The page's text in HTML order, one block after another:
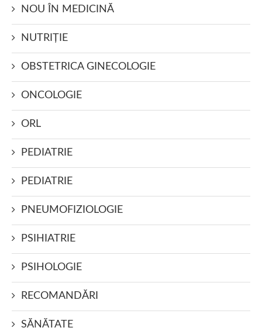
NOU ÎN MEDICINĂ
NUTRIŢIE
OBSTETRICA GINECOLOGIE
ONCOLOGIE
ORL
PEDIATRIE
PEDIATRIE
PNEUMOFIZIOLOGIE
PSIHIATRIE
PSIHOLOGIE
RECOMANDĂRI
SĂNĂTATE